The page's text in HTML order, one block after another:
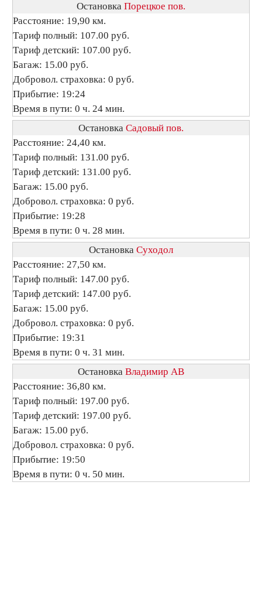
Остановка Порецкое пов.
Расстояние: 19,90 км.
Тариф полный: 107.00 руб.
Тариф детский: 107.00 руб.
Багаж: 15.00 руб.
Добровол. страховка: 0 руб.
Прибытие: 19:24
Время в пути: 0 ч. 24 мин.
Остановка Садовый пов.
Расстояние: 24,40 км.
Тариф полный: 131.00 руб.
Тариф детский: 131.00 руб.
Багаж: 15.00 руб.
Добровол. страховка: 0 руб.
Прибытие: 19:28
Время в пути: 0 ч. 28 мин.
Остановка Суходол
Расстояние: 27,50 км.
Тариф полный: 147.00 руб.
Тариф детский: 147.00 руб.
Багаж: 15.00 руб.
Добровол. страховка: 0 руб.
Прибытие: 19:31
Время в пути: 0 ч. 31 мин.
Остановка Владимир АВ
Расстояние: 36,80 км.
Тариф полный: 197.00 руб.
Тариф детский: 197.00 руб.
Багаж: 15.00 руб.
Добровол. страховка: 0 руб.
Прибытие: 19:50
Время в пути: 0 ч. 50 мин.